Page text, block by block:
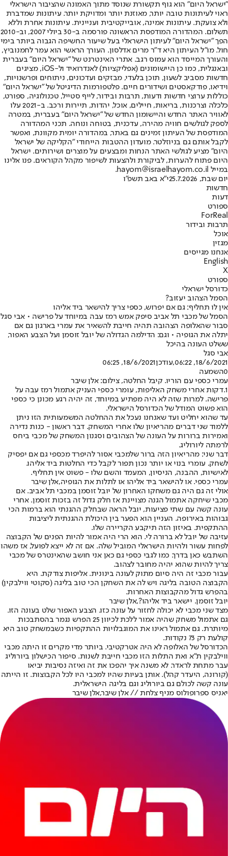
"ישראל היום" הוא גוף תקשורת שנוסד מתוך האמונה שהציבור הישראלי
ראוי לעיתונות טובה יותר, מאוזנת יותר ומדויקת יותר. עיתונות שמדברת
ולא צועקת. עיתונות אמינה, אובייקטיבית ועניינית. עיתונות אחרת וללא
תשלום. המהדורה המודפסת הראשונה פורסמה ב-30 ביולי 2007, וב-2010
הפך "ישראל היום" לעיתון הישראלי בעל שיעור החשיפה הגבוה ביותר בימי
חול. מו"ל העיתון היא ד"ר מרים אדלסון. העורך הראשי הוא עמר לחמנוביץ,
והעורך המייסד הוא עמוס רגב. אתרי האינטרנט של "ישראל היום" בעברית
ובאנגלית, כמו כן היישומונים (אפליקציות) לאנדרואיד ול-iOS, מציגים
חדשות מסביב לשעון, תוכן בלעדי, מבזקים ועדכונים, ניתוחים ופרשנויות,
וידיאו, פודקאסטים ושידורים חיים. פלטפורמות הדיגיטל של "ישראל היום"
כוללות ערוצי חדשות ודעות, תרבות ובידור, לייף סטייל, טכנולוגיה, ספורט,
כלכלה וצרכנות, בריאות, חיילים, אוכל, יהדות, תיירות ורכב. ב-2021 עלו
לאוויר האתר החדש והיישומון החדש של "ישראל היום" בעברית, במטרה
לספק לגולשים חוויה מהירה, עדכנית, בטוחה ונוחה. תכני המהדורה
המודפסת של העיתון זמינים גם באתר, במהדורה יומית מקוונת, ואפשר
לקבל אותם גם בניוזלטר. מועדון ההטבות הייחודי "הקליקה של ישראל
היום" מציע לגולשי האתר הנחות ומבצעים על מוצרים ושירותים. ישראל
היום פתוח להערות, לביקורת ולהצעות לשיפור מקהל הקוראים. פנו אלינו
במייל hayom@israelhayom.co.il.
יום שבת, 25.7.2026
י"א באב תשפ"ו
חדשות
דעות
ספורט
ForReal
תרבות ובידור
אוכל
מגזין
אנחנו מגייסים
English
X
ספורט
כדורסל ישראלי
הסמל הצהוב יעזוב?
אין לו תחליף: גם אם יפרוש, כספי צריך להישאר ביד אליהו
הסמל של מכבי תל אביב סיפק אמש רמז עבה במיוחד על פרישה • אבי סגל
סבור שהאלופה הצהובה תהיה חייבת להשאיר את עמרי בארגון גם אם
יתלה את הגופיה • וגם: הדילמה הגדולה של יובל זוסמן ועל הצבע האפור,
ששלט העונה בהיכל
אבי סגל
18/6/2021, 06:22
,עודכן18/6/2021, 06:25
0השמעה
עמרי כספי עם הוריו. קיבל החלטה, צילום: אלן שיבר
1.דקות אחרי משחק האליפות, עומרי כספי העניק אתמול רמז עבה על
פרישה. למרות שזה לא היה מפתיע במיוחד, זה יהיה רגע מכונן כי כספי
הוא פשוט המודל של הכדורסל הישראלי.
עד שהוא יחליט ועד שאנחנו נעכל את ההחלטה המשמעותית הזו ניתן
ללמוד שני דברים מהריאיון שלו אחרי המשחק. דבר ראשון - כנות נדירה
ואמירות ברורות על העונה של הצהובים וסגנון המשחק של מכבי ביחס
לרמתה ליורוליג.
דבר שני: מהריאיון הזה ברור שלמכבי אסור להיפרד מכספי גם אם יפסיק
לשחק. עומרי בנוי או יותר נכון תפור לקבל כדי החלטות ביד אליהו.
לאישיות, ההבנה, הניסיון, המעמד והשם שלו - פשוט אין תחליף.
עמרי כספי. או להישאר ביד אליהו או לתלות את הגופיה,אלן שיבר
אולי זה גם היה גם משחקו האחרון של יובל זוסמן במכבי תל אביב. אם
מכבי שיחקה אתמול הגנה מצויינת אז חלק גדול זה בזכות זוסמן. אחרי
עונה קשה עם שתי פציעות, יובל הראה שבחלק ההגנתי הוא ברמות הכי
גבוהות באירופה. העניין הוא הפער בין היכולת ההגנתית ליציבות
ההתקפית. באיזון הזה תיקבע הקריירה שלו.
עזיבה של יובל לא ברורה לי. הוא הרי היה אמור להיות הפנים של הקבוצה
לפחות עשור ולהיות הישראלי המוביל שלה. אם זה לא ייצא לפועל, אז משהו
השתבש כאן בדרך. כמו לגבי כספי גם כאן אני חושב שהאינטרס של מכבי
צריך להיות שהוא יהיה מחובר לצהוב.
עבור מכבי זה היה סיום מתוק לעונה בינונית. אליפות צודקת. היא
הקבוצה הטובה בליגה ויש לה את השחקן הכי טוב בליגה (סקוטי ווילבקין)
בהפרש גדול מהקבוצות האחרות.
יובל זוסמן. יישאר ביד אליהו?,אלן שיבר
מצד שני מכבי לא יכולה לחזור על עונה כזו. הצבע האפור שלט בעונה הזו.
גם אתמול משחק שהיה אמור ללכת לכיוון 25 הפרש נגמר בהסתבכות
מיותרת. גם אתמול ראינו את המוגבלויות ההתקפיות כשבמשחק טוב היא
קולעת רק 73 נקודות.
הכדורסל של האלופה לא היה אטרקטיבי. ביותר מדי מקרים זו היתה מכבי
ווילבקין ת״א ואת התלות הזו מכבי חייבת לשנות. סיפור הכישלון ביורוליג
עבר מתחת לראדר. לא משנה איך יהפכו את זה ואיזה נסיבות יביאו
(קורונה, היעדר קהל). אותן בעיות שהיו למכבי היו לכל הקבוצות. זו הייתה
עונה קשה לכולם גם ביורוליג וגם בליגה הישראלית.
יאניס ספרופולוס מניף צלחת // אלן שיבר,אלן שיבר